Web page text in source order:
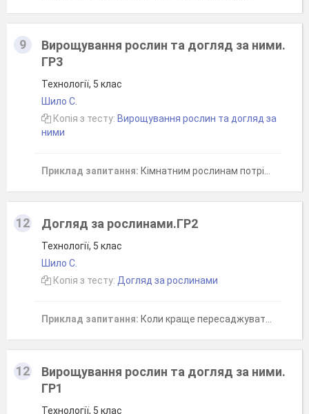
9
Вирощування рослин та догляд за ними.
ГР3
Технології, 5 клас
Шило С.
Копія з тесту: Вирощування рослин та догляд за
ними
Приклад запитання: Кімнатним рослинам потрібно:
12 Догляд за рослинами.ГР2
Технології, 5 клас
Шило С.
Копія з тесту: Догляд за рослинами
Приклад запитання: Коли краще пересаджувати кімнатні рослини?
12
Вирощування рослин та догляд за ними.
ГР1
Технології, 5 клас